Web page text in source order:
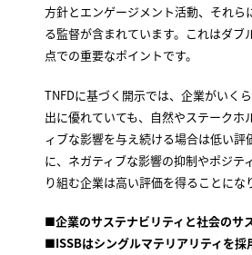
方針とエンゲージメント活動、それら
る監督が含まれています。これはダブ
点での重要なポイントです。
TNFDに基づく開示では、企業がいく
出に優れていても、自然やステークホ
ィブな影響を与え続ける場合は低い評
に、ネガティブな影響の抑制やポジテ
り組む企業は高い評価を得ることにな
■企業のサステナビリティと社会のサ
■ISSBはシングルマテリアリティを採